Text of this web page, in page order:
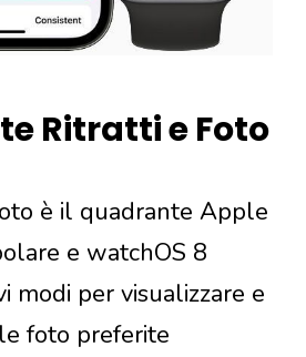
Ritratti e Foto
è il quadrante Apple
e watchOS 8
modi per visualizzare e
foto preferite